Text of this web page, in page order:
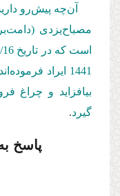
آن‌چه پیش‌رو
مصباح‌یزدی
1441 ایراد
بیافزاید و چراغ
گیرد.
پاسخ